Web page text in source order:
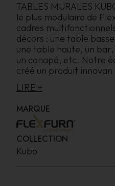
TABLES MURALES
le plus modulaire de
cadres
décors : une table
une table haute, un
un canapé, etc. Notre
créé un produit innovan
LIRE +
MARQUE
COLLECTION
Kubo